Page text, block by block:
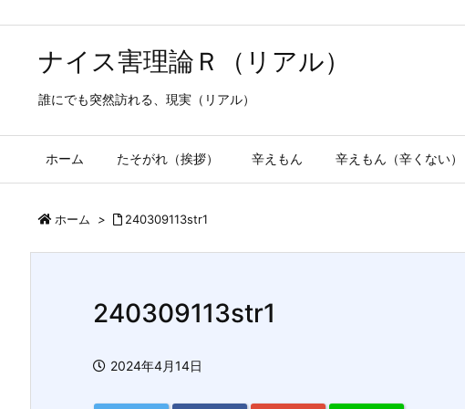
ナイス害理論Ｒ（リアル）
誰にでも突然訪れる、現実（リアル）
ホーム たそがれ（挨拶） 辛えもん 辛えもん（辛くない）
ホーム > 240309113str1
240309113str1
2024年4月14日